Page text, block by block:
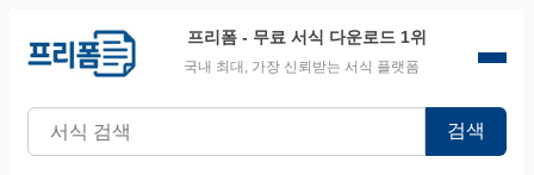
프리폼 - 무료 서식 다운로드 1위
국내 최대, 가장 신뢰받는 서식 플랫폼
검색